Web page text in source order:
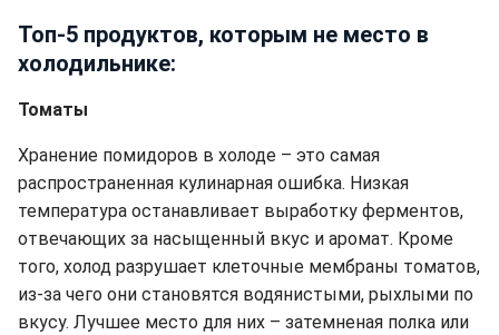
Топ-5 продуктов, которым не место в
холодильнике:
Томаты
Хранение помидоров в холоде – это самая
распространенная кулинарная ошибка. Низкая
температура останавливает выработку ферментов,
отвечающих за насыщенный вкус и аромат. Кроме
того, холод разрушает клеточные мембраны томатов,
из-за чего они становятся водянистыми, рыхлыми по
вкусу. Лучшее место для них – затемненая полка или